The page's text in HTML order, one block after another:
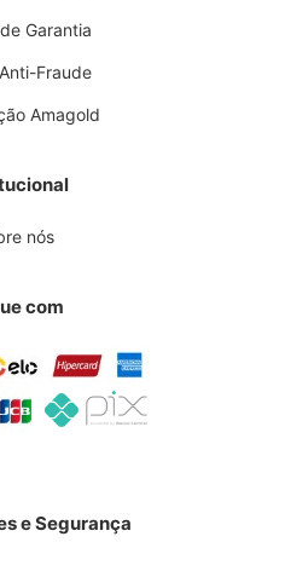
Garantia
Fraude
Amagold
nós
com
e Segurança